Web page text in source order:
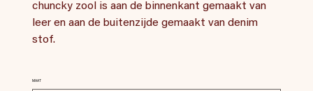
chuncky zool is aan de binnenkant gemaakt van
leer en aan de buitenzijde gemaakt van denim
stof.
MAAT